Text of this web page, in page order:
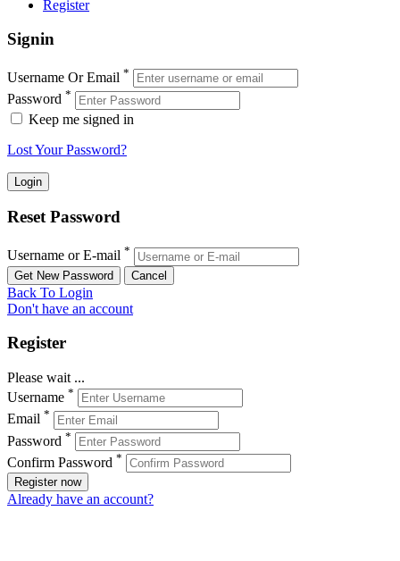
Register
Signin
Username Or Email *
Password *
Keep me signed in
Lost Your Password?
Reset Password
Username or E-mail *
Back To Login
Don't have an account
Register
Please wait ...
Username *
Email *
Password *
Confirm Password *
Register now
Already have an account?